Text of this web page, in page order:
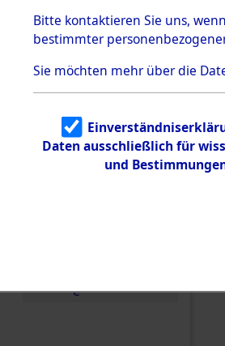
5.3.1 Alliierte
Erhebungen
zu
Todesmärsch
en
5.3.2
Identifizierun
g
5.3.3
Todesmärsch
e
Bitte kontaktieren Sie uns,
bestimmter
Sie möchten mehr über die
Daten ausschließlich für
und